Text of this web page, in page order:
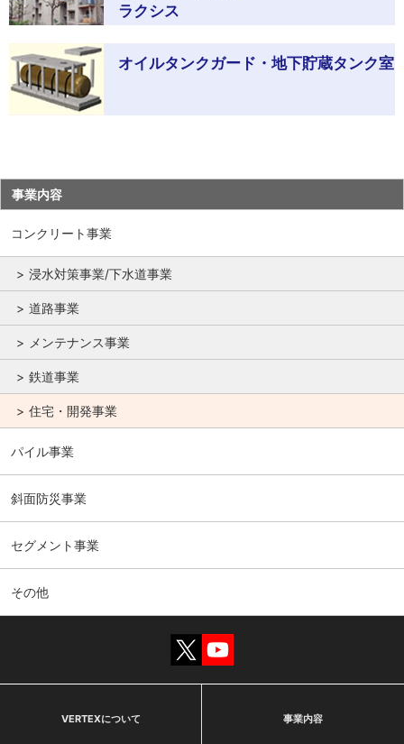
事業内容
コンクリート事業
浸水対策事業/下水道事業
道路事業
メンテナンス事業
鉄道事業
住宅・開発事業
パイル事業
斜面防災事業
セグメント事業
その他
ラクシス
オイルタンクガード・地下貯蔵タンク室
VERTEXについて 事業内容